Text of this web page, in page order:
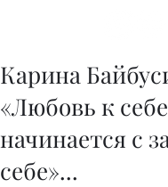
Карина
«Любовь к себе
начинается с
себе»...